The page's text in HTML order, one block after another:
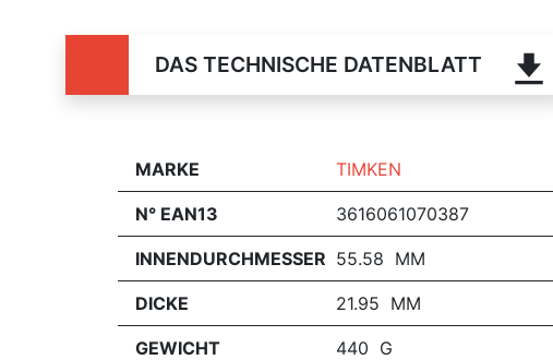
DAS TECHNISCHE DATENBLATT
MARKE TIMKEN
N° EAN13 3616061070387
INNENDURCHMESSER 55.58 MM
DICKE 21.95 MM
GEWICHT 440 G